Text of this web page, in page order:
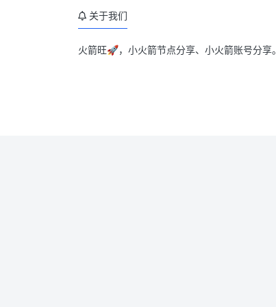
关于我们
火箭旺🚀，小火箭节点分享、小火箭账号分享。